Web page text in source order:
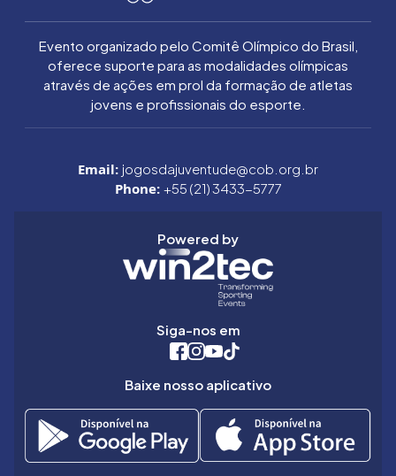
Evento organizado pelo Comitê Olímpico do Brasil,
oferece suporte para as modalidades olímpicas
através de ações em prol da formação de atletas
jovens e profissionais do esporte.
Email: jogosdajuventude@cob.org.br
Phone: +55 (21) 3433-5777
Powered by
Siga-nos em
Baixe nosso aplicativo